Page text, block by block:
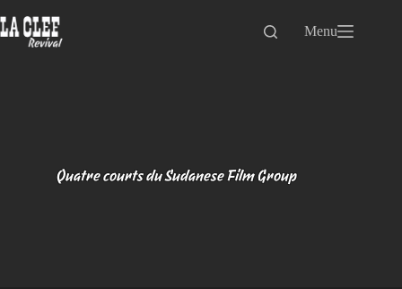
au
contenu
Menu
Quatre courts du Sudanese Film Group